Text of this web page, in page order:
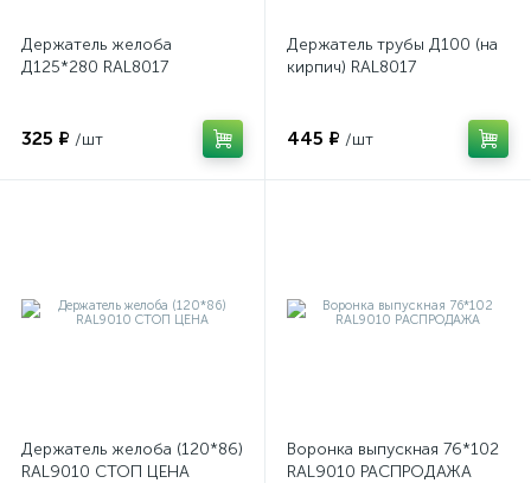
Держатель желоба
Д125*280 RAL8017
325 ₽ /шт
Держатель трубы Д100 (на
кирпич) RAL8017
445 ₽ /шт
Держатель желоба (120*86)
RAL9010 СТОП ЦЕНА
Воронка выпускная 76*102
RAL9010 РАСПРОДАЖА